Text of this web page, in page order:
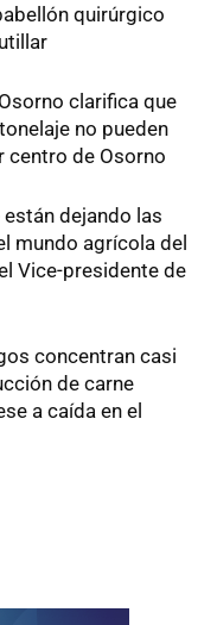
quirúrgico
clarifica que
no pueden
de Osorno
dejando las
mundo agrícola del
Vice-presidente de
concentran casi
de carne
a caída en el